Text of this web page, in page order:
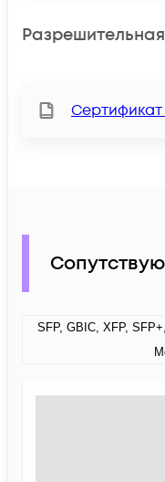
SFP, GBIC, XFP,